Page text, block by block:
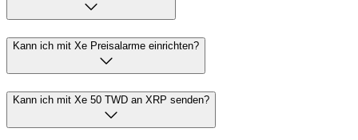
Kann ich mit Xe Preisalarme einrichten?
Kann ich mit Xe 50 TWD an XRP senden?